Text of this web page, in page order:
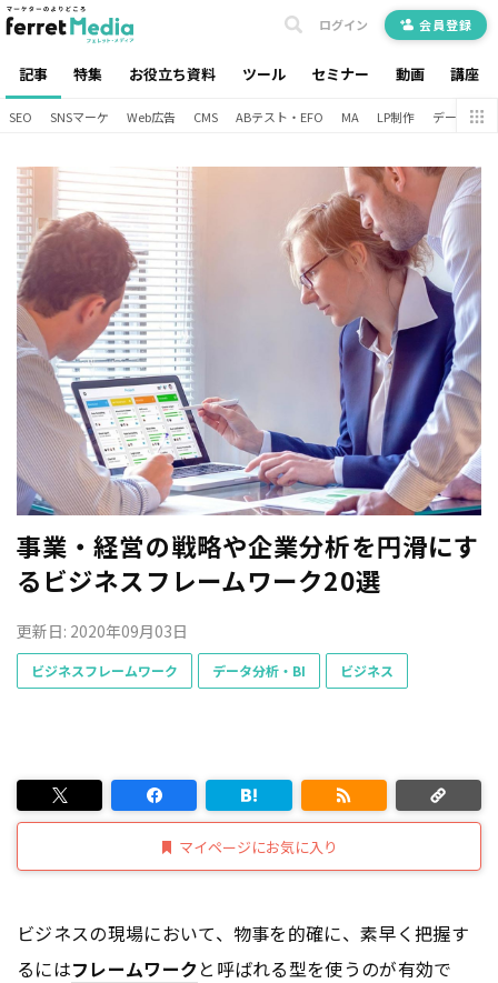
記事 特集 お役立ち資料 ツール セミナー 動画 講座
ログイン 会員登録
SEO SNSマーケ Web広告 CMS ABテスト・EFO MA LP制作 データ分析
事業・経営の戦略や企業分析を円滑にす
るビジネスフレームワーク20選
更新日: 2020年09月03日
ビジネスフレームワーク データ分析・BI ビジネス
マイページにお気に入り
ビジネスの現場において、物事を的確に、素早く把握す
るにはフレームワークと呼ばれる型を使うのが有効で